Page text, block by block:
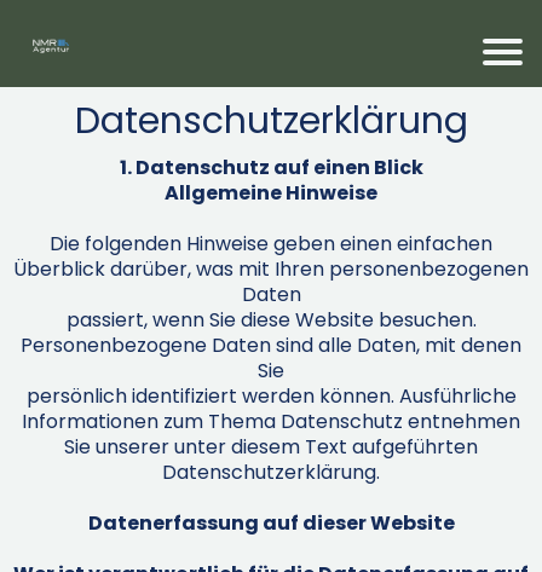
Datenschutzerklärung
1. Datenschutz auf einen Blick
Allgemeine Hinweise
Die folgenden Hinweise geben einen einfachen
Überblick darüber, was mit Ihren personenbezogenen
Daten
passiert, wenn Sie diese Website besuchen.
Personenbezogene Daten sind alle Daten, mit denen
Sie
persönlich identifiziert werden können. Ausführliche
Informationen zum Thema Datenschutz entnehmen
Sie unserer unter diesem Text aufgeführten
Datenschutzerklärung.
Datenerfassung auf dieser Website